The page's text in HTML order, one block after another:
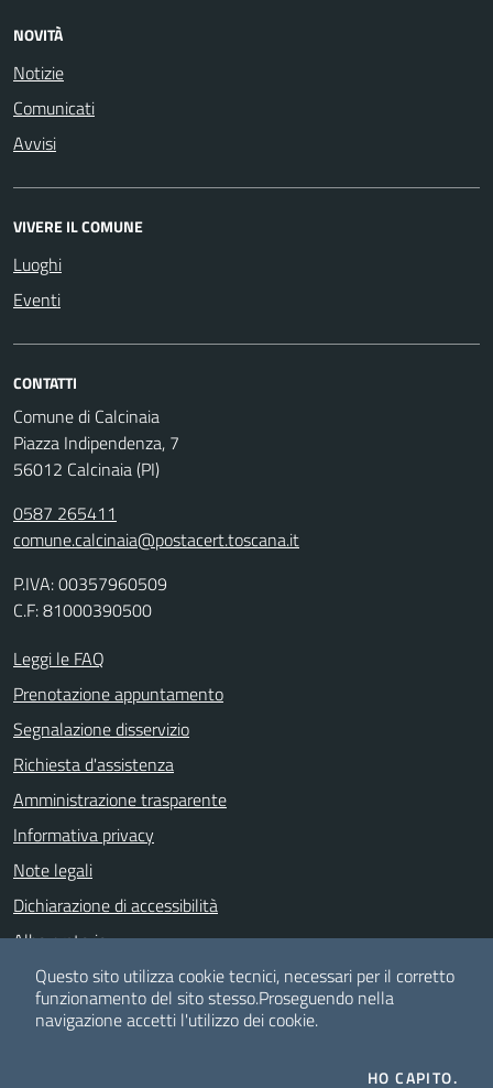
NOVITÀ
Notizie
Comunicati
Avvisi
VIVERE IL COMUNE
Luoghi
Eventi
CONTATTI
Comune di Calcinaia
Piazza Indipendenza, 7
56012 Calcinaia (PI)
0587 265411
comune.calcinaia@postacert.toscana.it
P.IVA: 00357960509
C.F: 81000390500
Leggi le FAQ
Prenotazione appuntamento
Segnalazione disservizio
Richiesta d'assistenza
Amministrazione trasparente
Informativa privacy
Note legali
Dichiarazione di accessibilità
Albo pretorio
Meccanismo di feedback
Questo sito utilizza cookie tecnici, necessari per il corretto
funzionamento del sito stesso.Proseguendo nella
navigazione accetti l'utilizzo dei cookie.
HO CAPITO.